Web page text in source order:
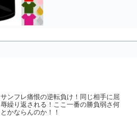
サンフレ痛恨の逆転負け！同じ相手に屈
辱繰り返される！ここ一番の勝負弱さ何
とかならんのか！！